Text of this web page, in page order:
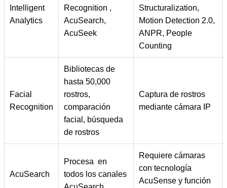
Intelligent
Analytics
Recognition ,
AcuSearch,
AcuSeek
Structuralization,
Motion Detection 2.0,
ANPR, People
Counting
Facial
Recognition
Bibliotecas de
hasta 50,000
rostros,
comparación
facial, búsqueda
de rostros
Captura de rostros
mediante cámara IP
AcuSearch
Procesa en
todos los canales
Requiere cámaras
con tecnología
AcuSense y función